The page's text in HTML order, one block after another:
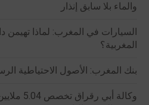
والماء بلا سابق إنذار
السيارات في المغرب: لماذا تهيمن
المغربية؟
بنك المغرب: الأصول الاحتياطية الرسمية تبلغ
وكالة